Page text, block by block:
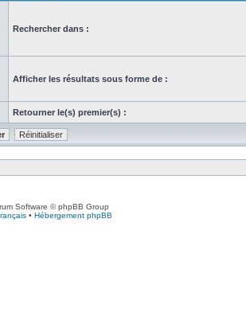
Rechercher dans :
Afficher les résultats sous forme de :
Retourner le(s) premier(s) :
Software © phpBB Group
• Hébergement phpBB